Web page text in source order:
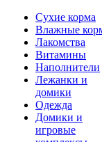
Сухие корма
Влажные
Лакомства
Витамины
Наполнители
Лежанки и
домики
Одежда
Домики и
игровые